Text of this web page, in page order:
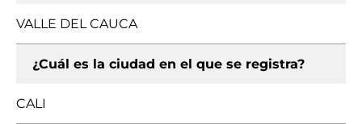
VALLE DEL CAUCA
¿Cuál es la ciudad en el que se registra?
CALI